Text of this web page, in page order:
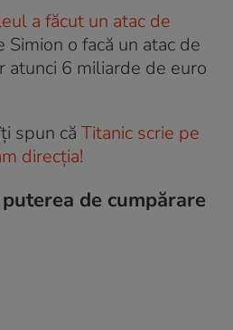
a făcut un atac de
Simion o facă un atac de
atunci 6 miliarde de euro
spun că Titanic scrie pe
direcția!
de cumpărare